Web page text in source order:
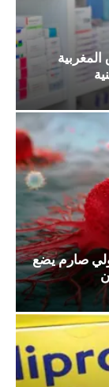
المغربية
70%.. تحذير دولي صارم يضع